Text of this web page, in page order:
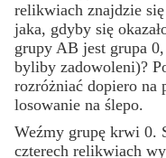
relikwiach znajdzie
jaka, gdyby się
grupy AB jest grupa
byliby zadowoleni)?
rozróżniać dopiero na
losowanie na ślepo.
Weźmy grupę krwi 0.
czterech relikwiach